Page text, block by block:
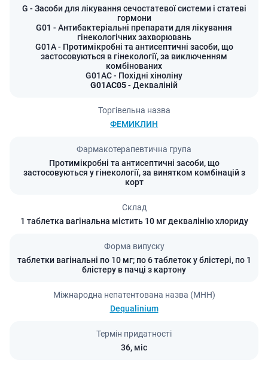
G - Засоби для лікування сечостатевої системи і статеві
гормони
G01 - Антибактеріальні препарати для лікування
гінекологічних захворювань
G01A- Протимікробні та антисептичні засоби, що
застосовуються в гінекології, за виключенням
комбінованих
G01AC- Похідні хіноліну
G01AC05- Декваліній
Торгівельна назва
ФЕМИКЛИН
Фармакотерапевтична група
Протимікробні та антисептичні засоби, що
застосовуються у гінекології, за винятком комбінацій з
корт
Склад
1 таблетка вагінальна містить 10 мг деквалінію хлориду
Форма випуску
таблетки вагінальні по 10 мг; по 6 таблеток у блістері, по 1
блістеру в пачці з картону
Міжнародна непатентована назва (МНН)
Dequalinium
Термін придатності
36, міс